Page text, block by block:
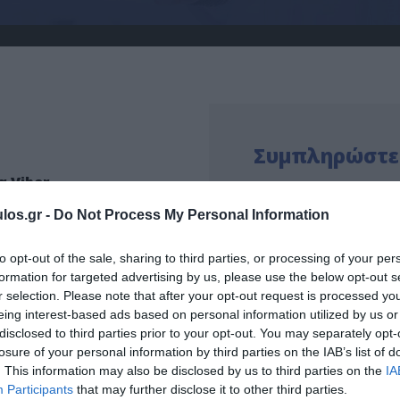
- Do Not Process My Personal Information
opt-out of the sale, sharing to third parties, or processing of your
for targeted advertising by us, please use the below opt-out
selection. Please note that after your opt-out request is processed
interest-based ads based on personal information utilized by us
to third parties prior to your opt-out. You may separately
of your personal information by third parties on the IAB’s list of
This information may also be disclosed by us to third parties on the
Participants that may further disclose it to other third parties.
Viber
85100, Ρόδος
Παρασκευή κάθε μήνα
ραντεβού
Ονοματεπώνυμο*
Τηλέφωνο*
Email*